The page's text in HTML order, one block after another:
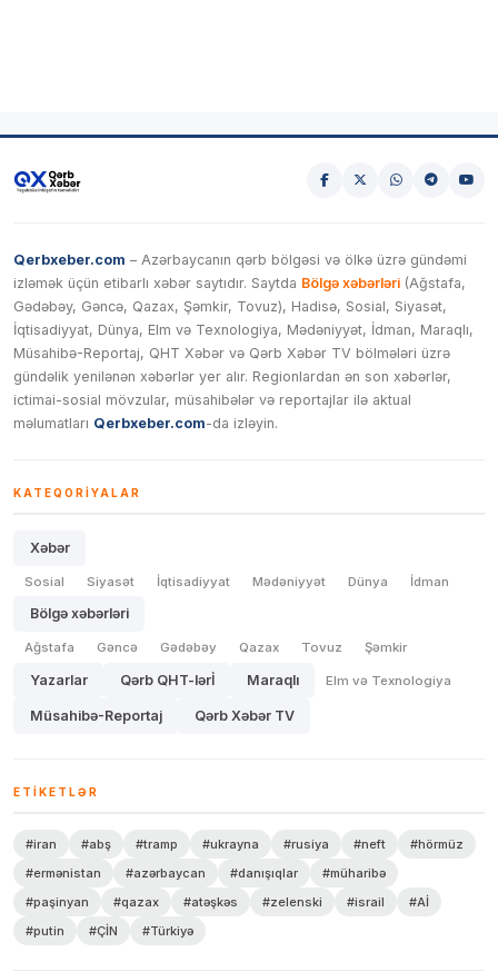
Qerbxeber.com – Azərbaycanın qərb bölgəsi və ölkə üzrə gündəmi
izləmək üçün etibarlı xəbər saytıdır. Saytda Bölgə xəbərləri (Ağstafa,
Gədəbəy, Gəncə, Qazax, Şəmkir, Tovuz), Hadisə, Sosial, Siyasət,
İqtisadiyyat, Dünya, Elm və Texnologiya, Mədəniyyət, İdman, Maraqlı,
Müsahibə-Reportaj, QHT Xəbər və Qərb Xəbər TV bölmələri üzrə
gündəlik yenilənən xəbərlər yer alır. Regionlardan ən son xəbərlər,
ictimai-sosial mövzular, müsahibələr və reportajlar ilə aktual
məlumatları Qerbxeber.com-da izləyin.
KATEQORIYALAR
Xəbər
Sosial Siyasət İqtisadiyyat Mədəniyyət Dünya İdman
Bölgə xəbərləri
Ağstafa Gəncə Gədəbəy Qazax Tovuz Şəmkir
Yazarlar Qərb QHT-lərİ Maraqlı Elm və Texnologiya
Müsahibə-Reportaj Qərb Xəbər TV
ETIKETLƏR
#iran #abş #tramp #ukrayna #rusiya #neft
#hörmüz
#ermənistan
#azərbaycan #danışıqlar
#müharibə
#paşinyan
#qazax #atəşkəs #zelenski #israil
#Aİ
#putin
#ÇİN #Türkiyə